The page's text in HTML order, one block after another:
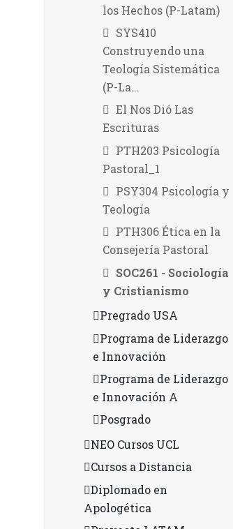
los Hechos (P-Latam)
SYS410
Construyendo una
Teología Sistemática
(P-La...
El Nos Dió Las
Escrituras
PTH203 Psicología
Pastoral_1
PSY304 Psicología y
Teología
PTH306 Ética en la
Consejería Pastoral
SOC261 - Sociología
y Cristianismo
Pregrado USA
Programa de Liderazgo
e Innovación
Programa de Liderazgo
e Innovación A
Posgrado
NEO Cursos UCL
Cursos a Distancia
Diplomado en
Apologética